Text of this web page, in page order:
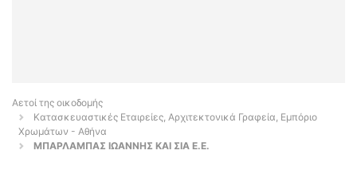
Αετοί της οικοδομής
Κατασκευαστικές Εταιρείες, Αρχιτεκτονικά Γραφεία, Εμπόριο
Χρωμάτων - Αθήνα
ΜΠΑΡΛΑΜΠΑΣ ΙΩΑΝΝΗΣ ΚΑΙ ΣΙΑ Ε.Ε.